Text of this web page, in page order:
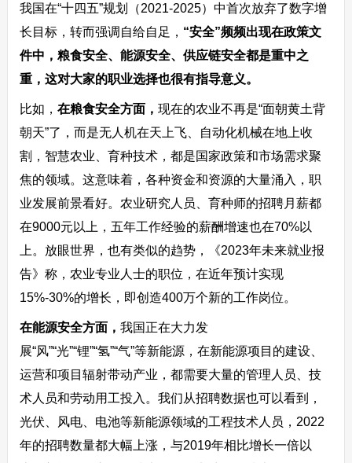
我国在“十四五”规划（2021-2025）中首次放弃了数字增
长目标，转而强调自给自足， “安全”频频出现在政策文
件中，粮食安全、能源安全、供应链安全都是重中之
重，这对大家的职业选择也很有指导意义。
比如， 在粮食安全方面， 现在的农业不再是“面朝黄土背
朝天”了，而是无人机在天上飞、自动化机械在地上收
割，智慧农业、育种技术，都是国家政策和市场需求聚
焦的领域。这意味着，各种资金和资源的大量涌入，职
业发展前景看好。农业研究人员、育种师的招聘月薪都
在9000元以上，五年工作经验的薪酬增速也在70%以
上。放眼世界，也有类似的趋势，《2023年未来就业报
告》称，农业专业人士的职位，在近年预计实现
15%-30%的增长，即创造400万个新的工作岗位。
在能源安全方面， 我国正在大力发
展“风”“光”“锂”“氢”“气”等新能源，在新能源项目的建设、
运营和项目辐射带动产业，都需要大量的管理人员、技
术人员和劳动用工投入。我们从招聘数据也可以看到，
光伏、风电、电池等新能源领域的工程技术人员，2022
年的招聘数量都大幅上涨，与2019年相比增长一倍以